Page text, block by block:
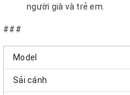
người già và trẻ em.
###
Model
Sải cánh